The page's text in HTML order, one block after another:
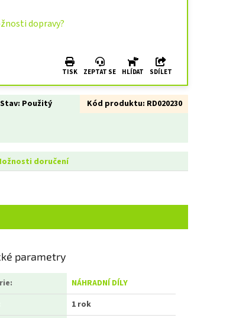
dopravy?
TISK ZEPTAT SE HLÍDAT SDÍLET
Stav: Použitý Kód produktu: RD020230
doručení
parametry
:
NÁHRADNÍ DÍLY
1 rok